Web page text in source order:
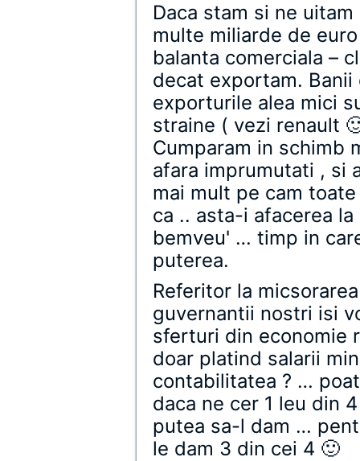
Daca stam si ne
multe miliarde de
balanta comerciala –
decat exportam.
exporturile alea mici
straine ( vezi renault
Cumparam in schimb
afara imprumutati , si
mai mult pe cam
ca .. asta-i afacerea
bemveu' … timp in
puterea.
Referitor la
guvernantii nostri isi
sferturi din economie
doar platind salarii
contabilitatea ? …
daca ne cer 1 leu din
putea sa-l dam …
le dam 3 din cei 4 🙂